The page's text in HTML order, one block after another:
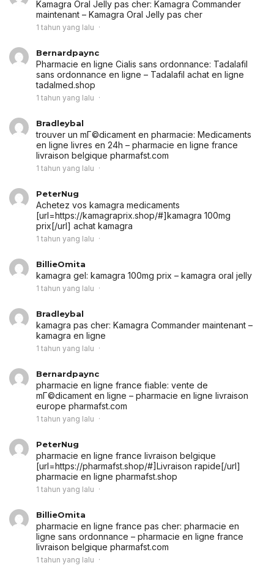
Kamagra Oral Jelly pas cher: Kamagra Commander
maintenant – Kamagra Oral Jelly pas cher
1 tahun yang lalu
Bernardpaync
Pharmacie en ligne Cialis sans ordonnance: Tadalafil
sans ordonnance en ligne – Tadalafil achat en ligne
tadalmed.shop
1 tahun yang lalu
Bradleybal
trouver un mГ©dicament en pharmacie: Medicaments
en ligne livres en 24h – pharmacie en ligne france
livraison belgique pharmafst.com
1 tahun yang lalu
PeterNug
Achetez vos kamagra medicaments
[url=https://kamagraprix.shop/#]kamagra 100mg
prix[/url] achat kamagra
1 tahun yang lalu
BillieOmita
kamagra gel: kamagra 100mg prix – kamagra oral jelly
1 tahun yang lalu
Bradleybal
kamagra pas cher: Kamagra Commander maintenant –
kamagra en ligne
1 tahun yang lalu
Bernardpaync
pharmacie en ligne france fiable: vente de
mГ©dicament en ligne – pharmacie en ligne livraison
europe pharmafst.com
1 tahun yang lalu
PeterNug
pharmacie en ligne france livraison belgique
[url=https://pharmafst.shop/#]Livraison rapide[/url]
pharmacie en ligne pharmafst.shop
1 tahun yang lalu
BillieOmita
pharmacie en ligne france pas cher: pharmacie en
ligne sans ordonnance – pharmacie en ligne france
livraison belgique pharmafst.com
1 tahun yang lalu